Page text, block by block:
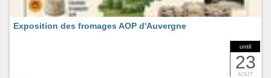
until
23
AOUT
Exposition des fromages AOP d'Auvergne